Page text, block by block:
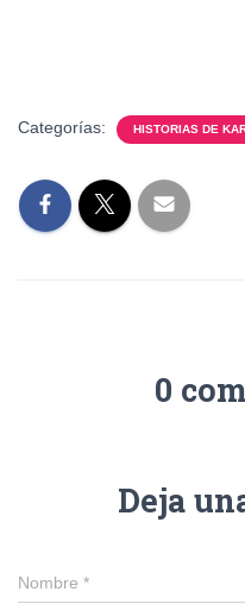
Categorías: HISTORIAS DE
0
Deja
Nombre *